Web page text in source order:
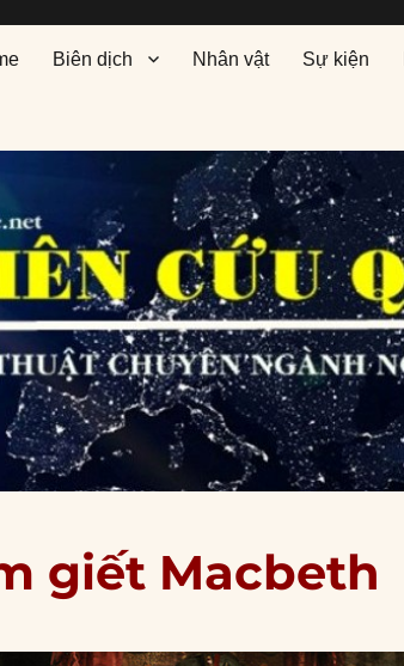
Biên dịch Nhân vật Sự kiện
giết Macbeth